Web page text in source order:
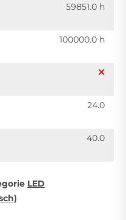
59851.0 h
100000.0 h
24.0
40.0
LED